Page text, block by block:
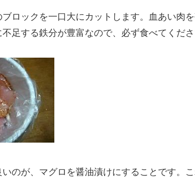
ロックを一口大にカットします。血あい肉
足する鉄分が豊富なので、必ず食べてくださ
のが、マグロを醤油漬けにすることです。